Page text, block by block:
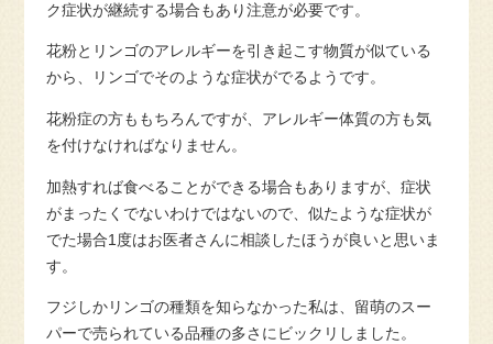
ク症状が継続する場合もあり注意が必要です。
花粉とリンゴのアレルギーを引き起こす物質が似ている
から、リンゴでそのような症状がでるようです。
花粉症の方ももちろんですが、アレルギー体質の方も気
を付けなければなりません。
加熱すれば食べることができる場合もありますが、症状
がまったくでないわけではないので、似たような症状が
でた場合1度はお医者さんに相談したほうが良いと思いま
す。
フジしかリンゴの種類を知らなかった私は、留萌のスー
パーで売られている品種の多さにビックリしました。